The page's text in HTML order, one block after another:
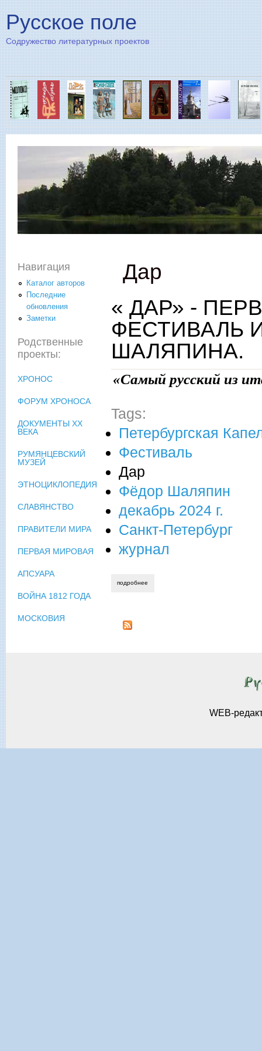
Русское поле
Содружество литературных проектов
Дар
« ДАР» -
ФЕСТИВАЛЬ
ШАЛЯПИНА.
«Самый русский из
Tags:
Петербургская
Фестиваль
Дар
Фёдор Шаляпин
декабрь 2024 г.
Санкт-Петербург
журнал
подробнее
Навигация
Каталог авторов
Последние
обновления
Заметки
Родственные
проекты:
ХРОНОС
ФОРУМ ХРОНОСА
ДОКУМЕНТЫ XX
ВЕКА
РУМЯНЦЕВСКИЙ
МУЗЕЙ
ЭТНОЦИКЛОПЕДИЯ
СЛАВЯНСТВО
ПРАВИТЕЛИ МИРА
ПЕРВАЯ МИРОВАЯ
АПСУАРА
ВОЙНА 1812 ГОДА
МОСКОВИЯ
WEB-